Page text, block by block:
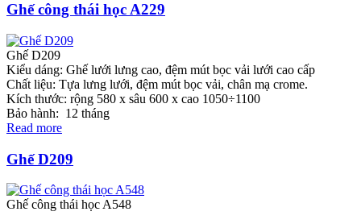
Ghế công thái học A229
Ghế D209
Kiểu dáng: Ghế lưới lưng cao, đệm mút bọc vải lưới cao cấp
Chất liệu: Tựa lưng lưới, đệm mút bọc vải, chân mạ crome.
Kích thước: rộng 580 x sâu 600 x cao 1050÷1100
Bảo hành: 12 tháng
Read more
Ghế D209
Ghế công thái học A548